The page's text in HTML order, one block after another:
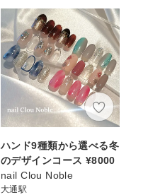
ハンド9種類から選べる冬
のデザインコース ¥8000
nail Clou Noble
大通駅